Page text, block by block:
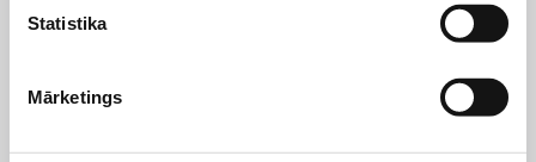
Statistika
Mārketings
Privātuma politika